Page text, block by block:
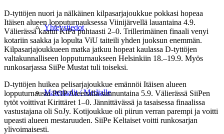
Yhteystiedot
Materiaalit / Medialle
D-tyttöjen nuori ja nälkäinen kilpasarjajoukkue pokkasi hopeaa
Itäisen alueen lopputurnauksessa Viinijärvellä lauantaina 4.9.
Välierässä kaatui KiPa puhtaasti 2–0. Trillerimäinen finaali venyi
kotariin saakka ja lopulta ViU taiteili yhden juoksun enemmän.
Kilpasarjajoukkueen matka jatkuu hopeat kaulassa D-tyttöjen
valtakunnalliseen lopputurnaukseen Helsinkiin 18.–19.9. Myös
runkosarjassa SiiPe Mustat tuli toiseksi.
D-tyttöjen huikea pelisarjajoukkue emännöi Itäisen alueen
lopputurnausta POP Areenalla sunnuntaina 5.9. Välierässä SiiPen
tytöt voittivat Kirittäret 1–0. Jännittävässä ja tasaisessa finaalissa
vastustajana oli SoJy. Kotijoukkue oli piirun verran parempi ja voitti
upeasti alueen mestaruuden. SiiPe Keltaiset voitti runkosarjan
ylivoimaisesti.